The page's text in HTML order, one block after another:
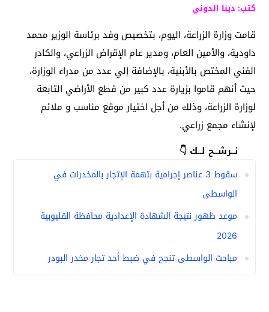
كتب: دينا الدوني
قامت وزارة الزراعة، اليوم، بتخصيص وفد برئاسة الوزير محمد
داودية، والأمين العام، ومدير عام الإقراض الزراعي، والكادر
الفني المختص بالأبنية، بالإضافة إلي عدد من مدراء الوزارة،
حيث أنهم قاموا بزيارة عدد كبير من قطع الأراضي التابعة
لوزارة الزراعة، وذلك من أجل اختيار موقع مناسب و ملائم
لإنشاء مجمع زراعي.
نــرشــح لــك 👇
سقوط 3 عناصر إجرامية بتهمة الإتجار بالمخدرات في
الواسطى
موعد ظهور نتيجة الشهادة الإعدادية محافظة القليوبية
2026
مباحث الواسطى تنجح في ضبط أحد تجار مخدر البودر